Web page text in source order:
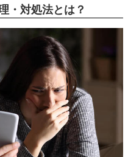
・対処法とは？